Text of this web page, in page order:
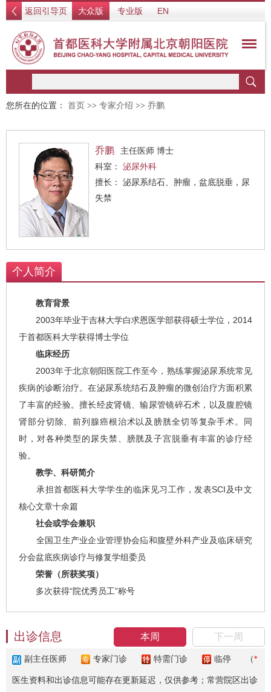
返回引导页 大众版 专业版 EN
您所在的位置： 首页 >> 专家介绍 >> 乔鹏
乔鹏
主任医师 博士
科室： 泌尿外科
擅长： 泌尿系结石、肿瘤，盆底脱垂，尿
失禁
个人简介
教育背景
2003年毕业于吉林大学白求恩医学部获得硕士学位，2014
于首都医科大学获得博士学位
临床经历
2003年于北京朝阳医院工作至今，熟练掌握泌尿系统常见
疾病的诊断治疗。在泌尿系统结石及肿瘤的微创治疗方面积累
了丰富的经验。擅长经皮肾镜、输尿管镜碎石术，以及腹腔镜
肾部分切除、前列腺癌根治术以及膀胱全切等复杂手术。同
时，对各种类型的尿失禁、膀胱及子宫脱垂有丰富的诊疗经
验。
教学、科研简介
承担首都医科大学学生的临床见习工作，发表SCI及中文
核心文章十余篇
社会或学会兼职
全国卫生产业企业管理协会疝和腹壁外科产业及临床研究
分会盆底疾病诊疗与修复学组委员
荣誉（所获奖项）
多次获得“院优秀员工”称号
本周 下一周
出诊信息
副主任医师 专家门诊 特需门诊 临停 （*
医生资料和出诊信息可能存在更新延迟，仅供参考；常营院区出诊